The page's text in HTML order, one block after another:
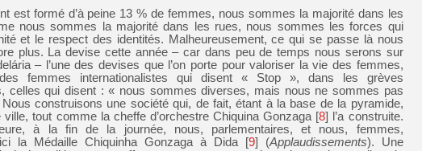
est formé d’à peine 13 % de femmes, nous sommes la majorité dans les
nous sommes la majorité dans les rues, nous sommes les forces qui
et le respect des identités. Malheureusement, ce qui se passe là nous
plus. La devise cette année – car dans peu de temps nous serons sur
– l’une des devises que l’on porte pour valoriser la vie des femmes,
femmes internationalistes qui disent « Stop », dans les grèves
celles qui disent : « nous sommes diverses, mais nous ne sommes pas
construisons une société qui, de fait, étant à la base de la pyramide,
tout comme la cheffe d’orchestre Chiquina Gonzaga [8]
l’a construite.
à la fin de la journée, nous, parlementaires, et nous, femmes,
la Médaille Chiquinha Gonzaga à Dida[9] (Applaudissements). Une